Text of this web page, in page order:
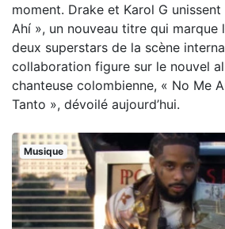
moment. Drake et Karol G
Ahí », un nouveau titre qui marque
deux superstars de la scène
collaboration figure sur le nouvel
chanteuse colombienne, « No Me
Tanto », dévoilé aujourd’hui.
Musique